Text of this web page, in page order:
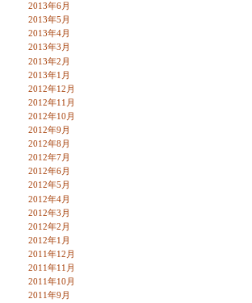
2013年6月
2013年5月
2013年4月
2013年3月
2013年2月
2013年1月
2012年12月
2012年11月
2012年10月
2012年9月
2012年8月
2012年7月
2012年6月
2012年5月
2012年4月
2012年3月
2012年2月
2012年1月
2011年12月
2011年11月
2011年10月
2011年9月